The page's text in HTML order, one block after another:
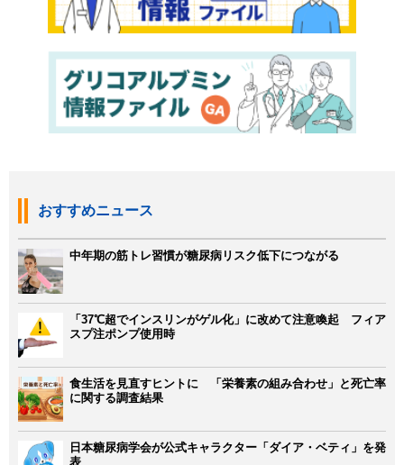
おすすめニュース
中年期の筋トレ習慣が糖尿病リスク低下につながる
「37℃超でインスリンがゲル化」に改めて注意喚起 フィア
スプ注ポンプ使用時
食生活を見直すヒントに 「栄養素の組み合わせ」と死亡率
に関する調査結果
日本糖尿病学会が公式キャラクター「ダイア・ベティ」を発
表